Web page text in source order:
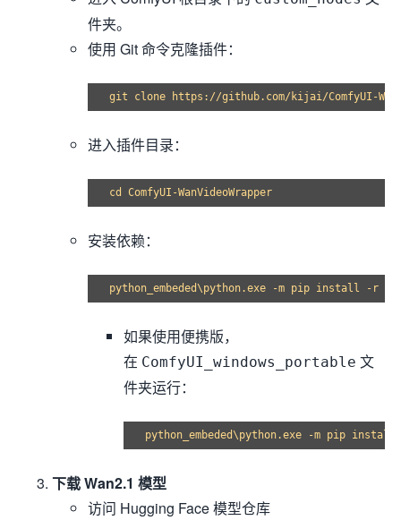
件夹。
使用 Git 命令克隆插件：
进入插件目录：
安装依赖：
如果使用便携版，
在 ComfyUI_windows_portable 文
件夹运行：
下载 Wan2.1 模型
访问 Hugging Face 模型仓库